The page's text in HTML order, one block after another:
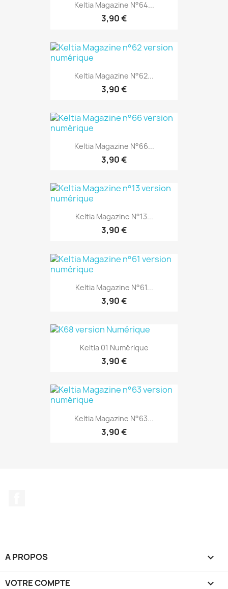
Keltia Magazine N°64...
3,90 €
Keltia Magazine N°62...
3,90 €
Keltia Magazine N°66...
3,90 €
Keltia Magazine N°13...
3,90 €
EXCLUSIVITÉ WEB
Keltia Magazine N°61...
3,90 €
Keltia 01 Numérique
3,90 €
Keltia Magazine N°63...
3,90 €
A PROPOS 
VOTRE COMPTE 